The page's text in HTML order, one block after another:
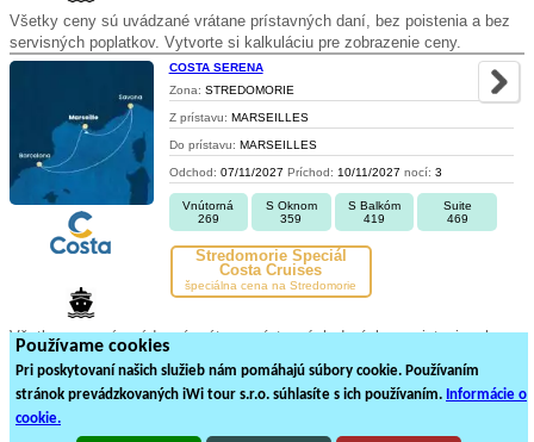
Používame cookies
Pri poskytovaní našich služieb nám pomáhajú súbory cookie. Používaním
stránok prevádzkovaných iWi tour s.r.o. súhlasíte s ich používaním. Informácie o
cookie.
Všetky ceny sú uvádzané vrátane prístavných daní, bez poistenia a bez
servisných poplatkov. Vytvorte si kalkuláciu pre zobrazenie ceny.
COSTA SERENA
Zona: STREDOMORIE
Z prístavu: MARSEILLES
Do prístavu: MARSEILLES
Odchod: 07/11/2027 Príchod: 10/11/2027 nocí: 3
Vnútorná
269
S Oknom
359
S Balkóm
419
Suite
469
Stredomorie Špeciál
Costa Cruises
špeciálna cena na Stredomorie
Všetky ceny sú uvádzané vrátane prístavných daní, bez poistenia a bez
servisných poplatkov. Vytvorte si kalkuláciu pre zobrazenie ceny.
24 25 26 27 28 29 30 31 32
880plavieb loďou na44stránkách